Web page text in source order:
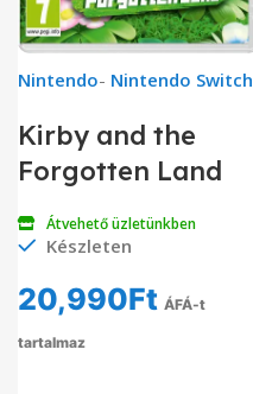
Nintendo- Nintendo Switch
Kirby and the
Forgotten Land
Átvehető üzletünkben
Készleten
20,990Ft ÁFÁ-t
tartalmaz